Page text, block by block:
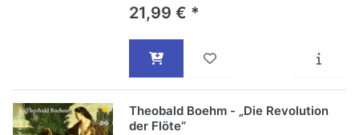
21,99 € *
Theobald Boehm - „Die Revolution
der Flöte“